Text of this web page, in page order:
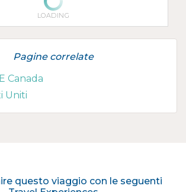
LOADING
Pagine correlate
Canada
Uniti
questo viaggio con le seguenti